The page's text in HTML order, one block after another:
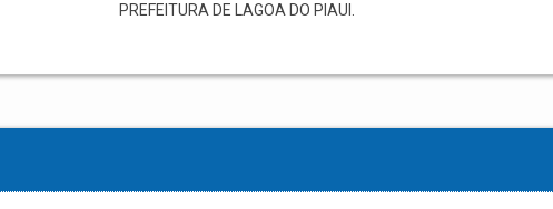
PREFEITURA DE LAGOA DO PIAUI.